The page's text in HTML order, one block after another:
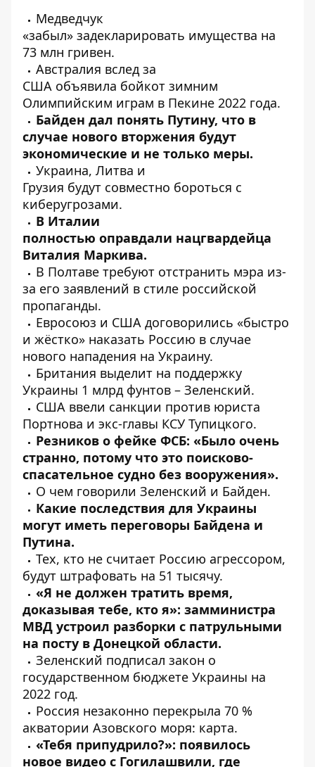
Медведчук
«забыл» задекларировать имущества на
73 млн гривен.
Австралия вслед за
США объявила бойкот зимним
Олимпийским играм в Пекине 2022 года.
Байден дал понять Путину, что в
случае нового вторжения будут
экономические и не только меры.
Украина, Литва и
Грузия будут совместно бороться с
киберугрозами.
В Италии
полностью оправдали нацгвардейца
Виталия Маркива.
В Полтаве требуют отстранить мэра из-
за его заявлений в стиле российской
пропаганды.
Евросоюз и США договорились «быстро
и жёстко» наказать Россию в случае
нового нападения на Украину.
Британия выделит на поддержку
Украины 1 млрд фунтов – Зеленский.
США ввели санкции против юриста
Портнова и экс-главы КСУ Тупицкого.
Резников о фейке ФСБ: «Было очень
странно, потому что это поисково-
спасательное судно без вооружения».
О чем говорили Зеленский и Байден.
Какие последствия для Украины
могут иметь переговоры Байдена и
Путина.
Тех, кто не считает Россию агрессором,
будут штрафовать на 51 тысячу.
«Я не должен тратить время,
доказывая тебе, кто я»: замминистра
МВД устроил разборки с патрульными
на посту в Донецкой области.
Зеленский подписал закон о
государственном бюджете Украины на
2022 год.
Россия незаконно перекрыла 70 %
акватории Азовского моря: карта.
«Тебя припудрило?»: появилось
новое видео с Гогилашвили, где